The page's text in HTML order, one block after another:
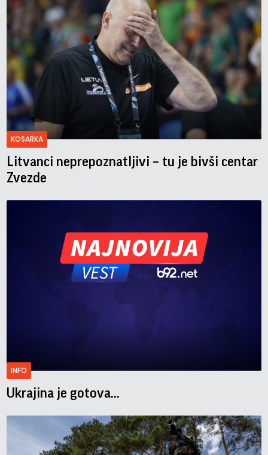
KOSARKA
Litvanci neprepoznatljivi – tu je bivši centar
Zvezde
INFO
Ukrajina je gotova...